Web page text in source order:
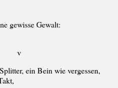
gewisse Gewalt:
v
ein Bein wie vergessen,